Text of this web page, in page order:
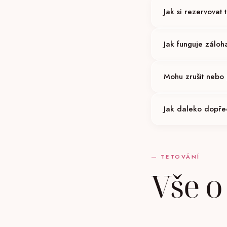
Jak si rezervovat
každý den.
Jak funguje
hodin předem).
Mohu zrušit nebo
24 hodin předem
Jak daleko
TETOVÁNÍ
Vše